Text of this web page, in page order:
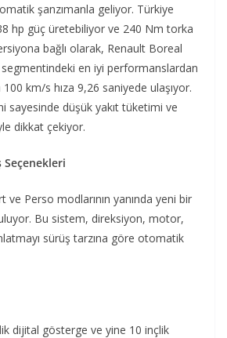
şanzımanla geliyor. Türkiye
hp güç üretebiliyor ve 240 Nm torka
bağlı olarak, Renault Boreal
segmentindeki en iyi performanslardan
km/s hıza 9,26 saniyede ulaşıyor.
sayesinde düşük yakıt tüketimi ve
dikkat çekiyor.
Seçenekleri
Perso modlarının yanında yeni bir
Bu sistem, direksiyon, motor,
sürüş tarzına göre otomatik
dijital gösterge ve yine 10 inçlik